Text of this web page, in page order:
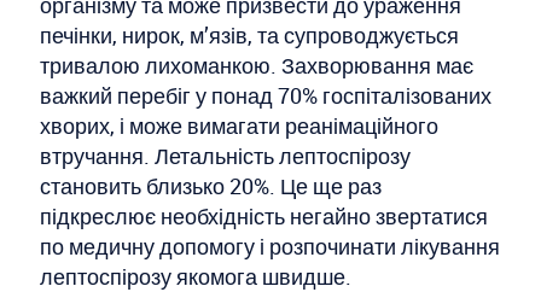
печінки, нирок, м’язів, та супроводжується
тривалою лихоманкою. Захворювання має
важкий перебіг у понад 70% госпіталізованих
хворих, і може вимагати реанімаційного
втручання. Летальність лептоспірозу
становить близько 20%. Це ще раз
підкреслює необхідність негайно звертатися
по медичну допомогу і розпочинати лікування
лептоспірозу якомога швидше.